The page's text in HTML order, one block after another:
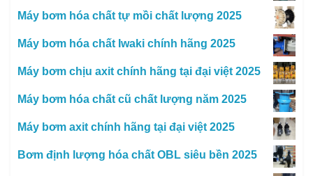
Máy bơm hóa chất tự mồi chất lượng 2025
Máy bơm hóa chất Iwaki chính hãng 2025
Máy bơm chịu axit chính hãng tại đại việt 2025
Máy bơm hóa chất cũ chất lượng năm 2025
Máy bơm axit chính hãng tại đại việt 2025
Bơm định lượng hóa chất OBL siêu bền 2025